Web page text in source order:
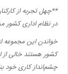
چهل تجربه از
در نظام اداری کشور
خواندن این مجموعه
کشور هستند خالی از
چشم‌انداز کاری خود